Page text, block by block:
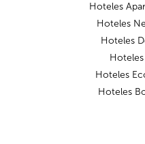
Hoteles
Hoteles
Hoteles
Hoteles
Hoteles
Hoteles